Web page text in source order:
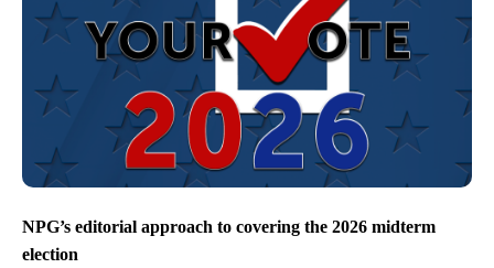
NPG’s editorial approach to covering the 2026 midterm
election